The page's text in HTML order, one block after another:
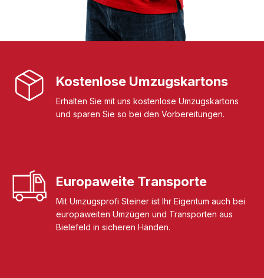
Kostenlose Umzugskartons
Erhalten Sie mit uns kostenlose Umzugskartons
und sparen Sie so bei den Vorbereitungen.
Europaweite Transporte
Mit Umzugsprofi Steiner ist Ihr Eigentum auch bei
europaweiten Umzügen und Transporten aus
Bielefeld in sicheren Händen.